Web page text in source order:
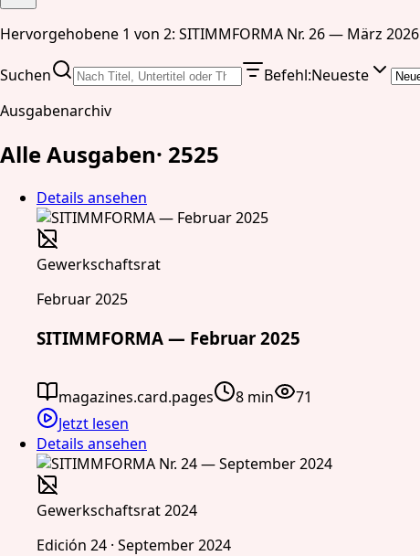
Hervorgehobene 1 von 2: SITIMMFORMA Nr. 26 — März 2026
Suchen Befehl:Neueste
Ausgabenarchiv
Alle Ausgaben· 2525
Details ansehen
Gewerkschaftsrat
Februar 2025
SITIMMFORMA — Februar 2025
magazines.card.pages 8 min
71
Jetzt lesen
Details ansehen
Gewerkschaftsrat 2024
Edición 24 · September 2024